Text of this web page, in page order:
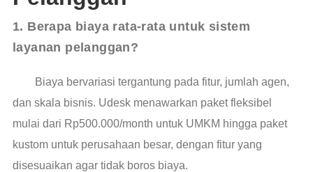
1. Berapa biaya rata-rata untuk sistem
layanan pelanggan?
Biaya bervariasi tergantung pada fitur, jumlah agen,
dan skala bisnis. Udesk menawarkan paket fleksibel
mulai dari Rp500.000/month untuk UMKM hingga paket
kustom untuk perusahaan besar, dengan fitur yang
disesuaikan agar tidak boros biaya.